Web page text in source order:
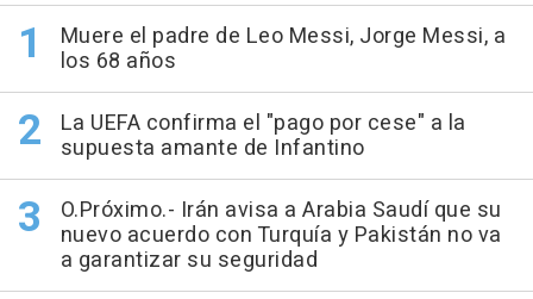
Muere el padre de Leo Messi, Jorge Messi, a
los 68 años
La UEFA confirma el "pago por cese" a la
supuesta amante de Infantino
O.Próximo.- Irán avisa a Arabia Saudí que su
nuevo acuerdo con Turquía y Pakistán no va
a garantizar su seguridad